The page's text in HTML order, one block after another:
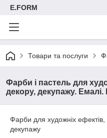
E.FORM
Товари та послуги
Фарби і пастель для
декору, декупажу.
Фарби для художніх
декупажу